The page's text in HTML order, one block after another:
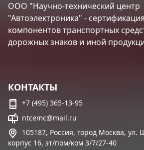
ООО "Научно-технический центр
"Автоэлектроника" -
компонентов транспортных
дорожных знаков и иной
КОНТАКТЫ
+7 (495) 365-13-95
ntcemc@mail.ru
105187, Россия, город Москва, ул.
корпус 16, эт/пом/ком 3/7/27-40